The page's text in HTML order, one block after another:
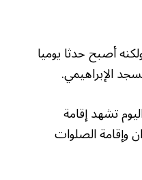
أصبح حدثا يوميا
تشهد إقامة
وإقامة الصلوات